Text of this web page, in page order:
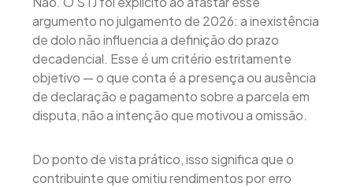
argumento no julgamento de 2026: a inexistência
de dolo não influencia a definição do prazo
decadencial. Esse é um critério estritamente
objetivo — o que conta é a presença ou ausência
de declaração e pagamento sobre a parcela em
disputa, não a intenção que motivou a omissão.
Do ponto de vista prático, isso significa que o
contribuinte que omitiu rendimentos por erro